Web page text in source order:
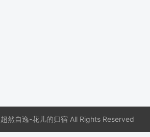
然自逸-花儿的归宿 All Rights Reserved